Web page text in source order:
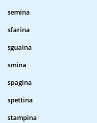
semina
sfarina
sguaina
smina
spagina
spettina
stampina